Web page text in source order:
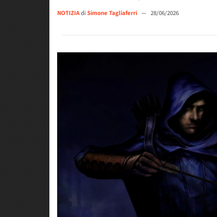
NOTIZIAdi Simone Tagliaferri — 28/06/2026